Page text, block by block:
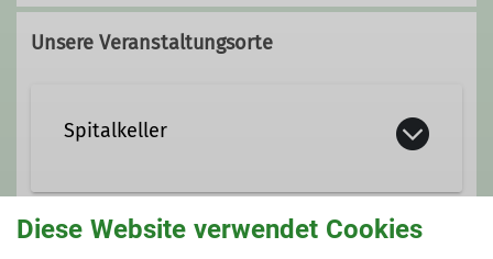
Unsere Veranstaltungsorte
Spitalkeller
Alte Nürnberger Str. 12
93059 Regensburg
Diese Website verwendet Cookies